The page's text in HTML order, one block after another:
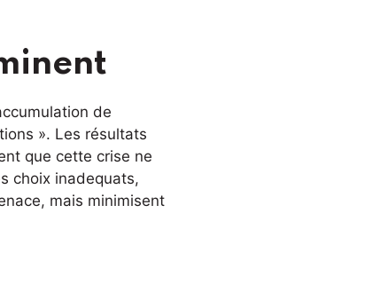
de
». Les résultats
que cette crise ne
choix inadequats,
mais minimisent